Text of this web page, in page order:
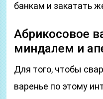
банкам и закатать
Абрикосовое
миндалем и
Для того, чтобы
варенье по этому